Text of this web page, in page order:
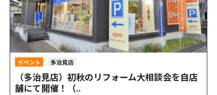
イベント 多治見店
（多治見店）初秋のリフォーム大相談会を自店
舗にて開催！（..